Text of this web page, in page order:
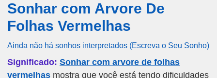
Sonhar com Arvore De
Folhas Vermelhas
Ainda não há sonhos interpretados (Escreva o Seu Sonho)
Significado: Sonhar com arvore de folhas
vermelhas mostra que você está tendo dificuldades